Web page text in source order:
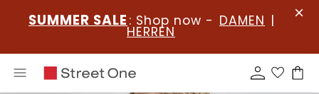
SUMMER SALE : Shop now - DAMEN |
HERREN